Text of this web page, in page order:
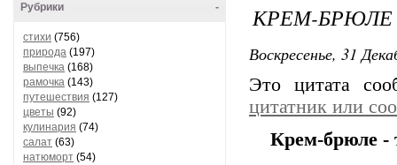
-
Рубрики
стихи (756)
природа (197)
выпечка (168)
рамочка (143)
путешествия (127)
цветы (92)
кулинария (74)
салат (63)
натюморт (54)
КРЕМ-БРЮЛЕ
Воскресенье, 31
Это цитата
цитатник или
Крем-брюле -